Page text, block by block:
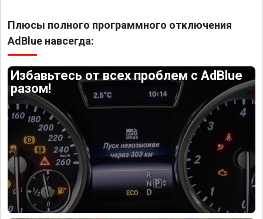
Плюсы полного программного отключения
AdBlue навсегда:
Избавьтесь от всех проблем с AdBlue
разом!